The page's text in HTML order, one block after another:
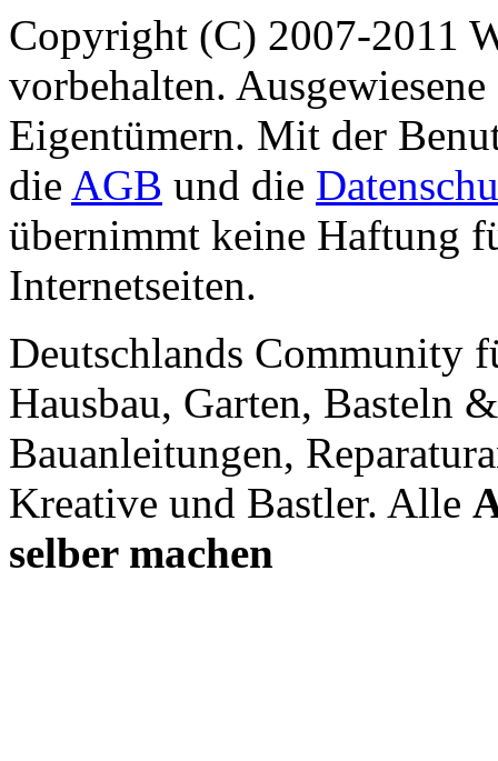
Copyright (C) 2007-2011
vorbehalten.
Eigentümern. Mit der
die AGB und die
übernimmt keine Haftung
Internetseiten.
Deutschlands Community
Hausbau, Garten, Basteln
Bauanleitungen,
Kreative und Bastler. Alle
selber machen